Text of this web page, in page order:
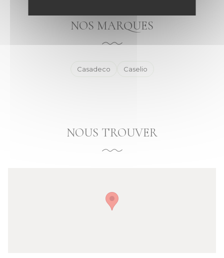
NOS MARQUES
Casadeco Caselio
NOUS TROUVER